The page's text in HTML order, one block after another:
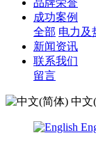
品牌荣誉
成功案例
全部 电力及
新闻资讯
联系我们
留言
中文